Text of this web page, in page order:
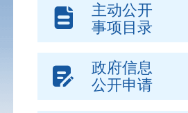
主动公开
事项目录
政府信息
公开申请